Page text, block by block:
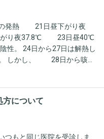
て、一刻も早く下げた方が
の発熱 21日昼下がり夜
り夜37.8℃ 23日昼40℃
解熱し
。 しかし、 28日から咳が
な鼻水が出だしました。
夕方から38℃でています。
きている印象です。水分
について
つもと同じ医院を受診しま